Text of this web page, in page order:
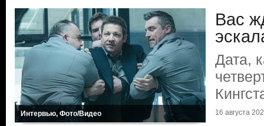
Интервью, Фото/Видео
Вас
Дата,
16 августа